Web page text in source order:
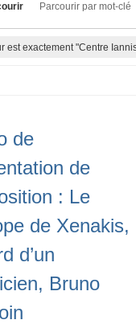
Parcourir par mot-clé
est exactement "Centre
de
de
: Le
de Xenakis,
d’un
Bruno